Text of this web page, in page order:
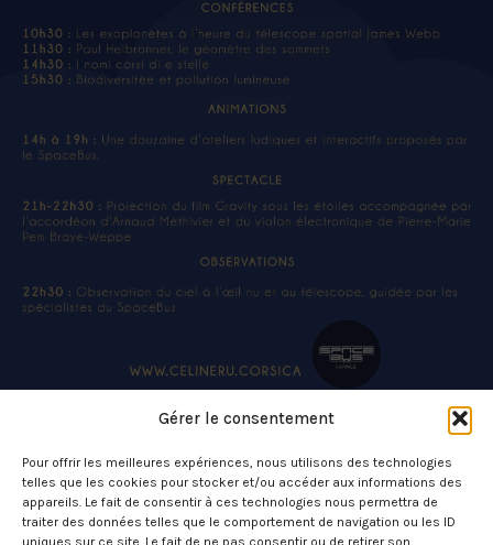
Gérer le consentement
Pour offrir les meilleures expériences, nous utilisons des technologies
telles que les cookies pour stocker et/ou accéder aux informations des
appareils. Le fait de consentir à ces technologies nous permettra de
traiter des données telles que le comportement de navigation ou les ID
uniques sur ce site. Le fait de ne pas consentir ou de retirer son